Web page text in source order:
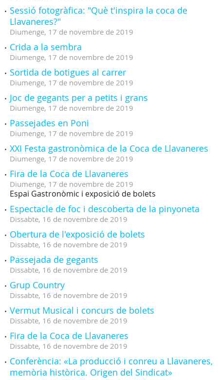
Sessió fotogràfica: "Què t'inspira la coca de
Llavaneres?"
Diumenge, 17 de novembre de 2019
Crida a la sembra
Diumenge, 17 de novembre de 2019
Sortida de botigues al carrer
Diumenge, 17 de novembre de 2019
Joc de gegants per a petits i grans
Diumenge, 17 de novembre de 2019
Passejades en Poni
Diumenge, 17 de novembre de 2019
XXI Festa gastronòmica de la Coca de Llavaneres
Diumenge, 17 de novembre de 2019
Fira de la Coca de Llavaneres
Diumenge, 17 de novembre de 2019
Espai Gastronòmic i exposició de bolets
Espectacle de foc i descoberta de la pinyoneta
Dissabte, 16 de novembre de 2019
Obertura de l'exposició de bolets
Dissabte, 16 de novembre de 2019
Passejada de gegants
Dissabte, 16 de novembre de 2019
Grup Country
Dissabte, 16 de novembre de 2019
Vermut Musical i concurs de bolets
Dissabte, 16 de novembre de 2019
Fira de la Coca de Llavaneres
Dissabte, 16 de novembre de 2019
Conferència: «La producció i conreu a Llavaneres,
memòria històrica. Origen del Sindicat»